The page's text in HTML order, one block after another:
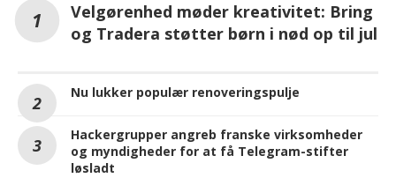
Velgørenhed møder kreativitet: Bring
og Tradera støtter børn i nød op til jul
Nu lukker populær renoveringspulje
Hackergrupper angreb franske virksomheder
og myndigheder for at få Telegram-stifter
løsladt